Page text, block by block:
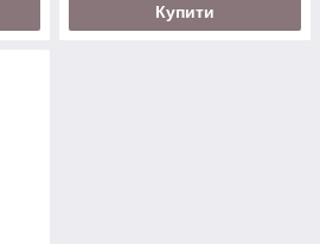
Купити